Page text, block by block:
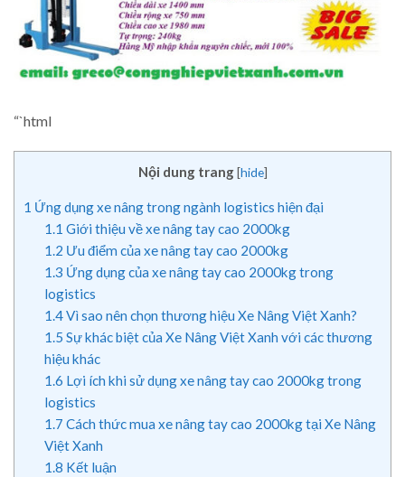
“`html
Nội dung trang [hide]
1 Ứng dụng xe nâng trong ngành logistics hiện đại
1.1 Giới thiệu về xe nâng tay cao 2000kg
1.2 Ưu điểm của xe nâng tay cao 2000kg
1.3 Ứng dụng của xe nâng tay cao 2000kg trong
logistics
1.4Vì sao nên chọn thương hiệu Xe Nâng Việt Xanh?
1.5 Sự khác biệt của Xe Nâng Việt Xanh với các thương
hiệu khác
1.6 Lợi ích khi sử dụng xe nâng tay cao 2000kg trong
logistics
1.7 Cách thức mua xe nâng tay cao 2000kg tại Xe Nâng
Việt Xanh
1.8 Kết luận